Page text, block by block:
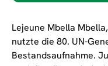
Lejeune Mbella
nutzte die 80. UN-
Bestandsaufnahme.